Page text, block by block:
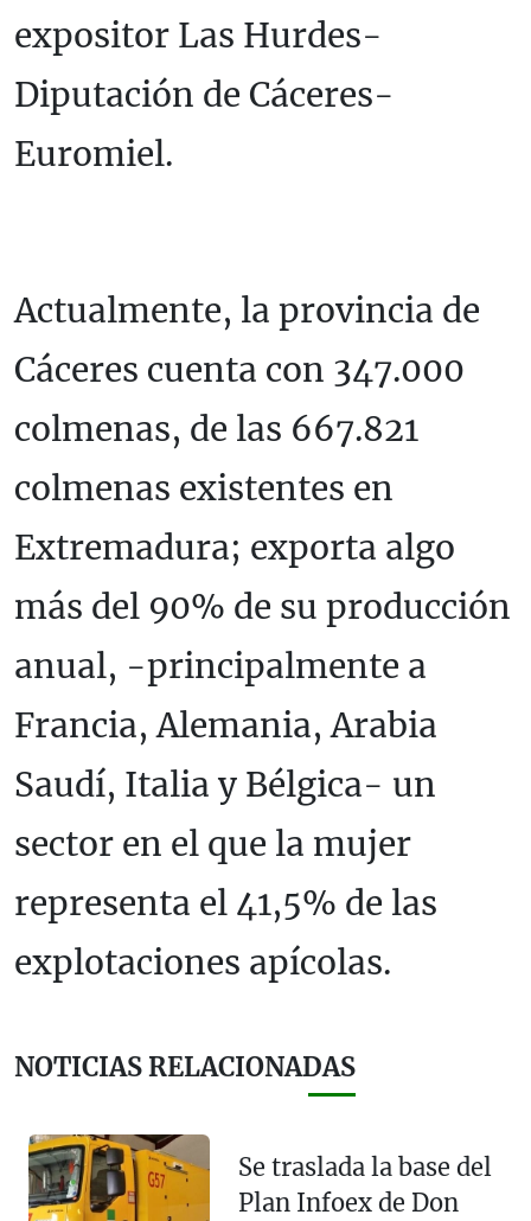
expositor Las Hurdes-
Diputación de Cáceres-
Euromiel.
Actualmente, la provincia de
Cáceres cuenta con 347.000
colmenas, de las 667.821
colmenas existentes en
Extremadura; exporta algo
más del 90% de su producción
anual, -principalmente a
Francia, Alemania, Arabia
Saudí, Italia y Bélgica- un
sector en el que la mujer
representa el 41,5% de las
explotaciones apícolas.
NOTICIAS RELACIONADAS
Se traslada la base del
Plan Infoex de Don